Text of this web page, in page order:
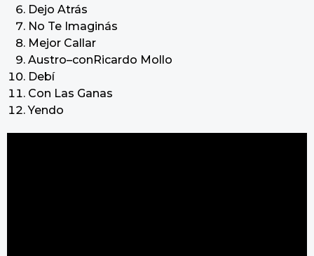
Dejo Atrás
No Te Imaginás
Mejor Callar
Austro–conRicardo Mollo
Debí
Con Las Ganas
Yendo